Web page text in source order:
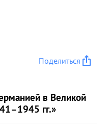
Поделиться
в Великой
гг.»